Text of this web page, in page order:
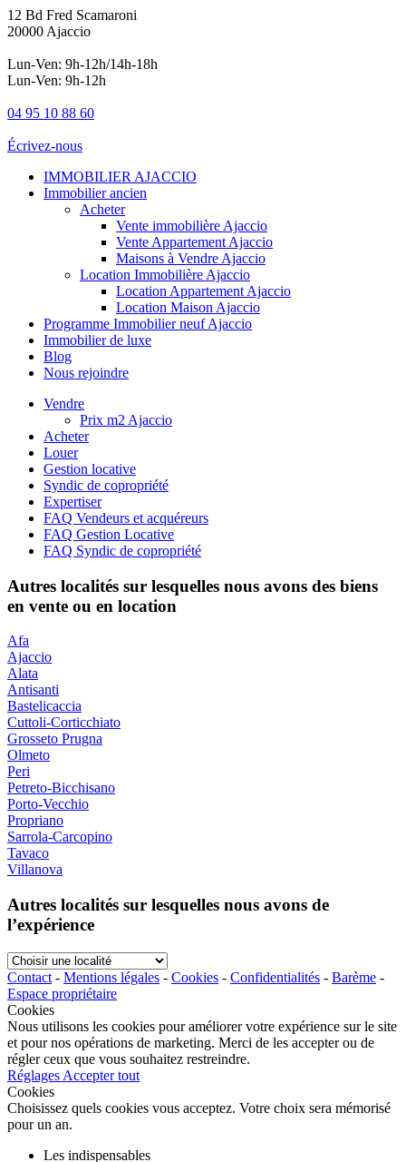
12 Bd Fred Scamaroni
20000 Ajaccio
Lun-Ven: 9h-12h/14h-18h
Lun-Ven: 9h-12h
04 95 10 88 60
Écrivez-nous
IMMOBILIER AJACCIO
Immobilier ancien
Acheter
Vente immobilière Ajaccio
Vente Appartement Ajaccio
Maisons à Vendre Ajaccio
Location Immobilière Ajaccio
Location Appartement Ajaccio
Location Maison Ajaccio
Programme Immobilier neuf Ajaccio
Immobilier de luxe
Blog
Nous rejoindre
Vendre
Prix m2 Ajaccio
Acheter
Louer
Gestion locative
Syndic de copropriété
Expertiser
FAQ Vendeurs et acquéreurs
FAQ Gestion Locative
FAQ Syndic de copropriété
Autres localités sur lesquelles nous avons des biens
en vente ou en location
Afa
Ajaccio
Alata
Antisanti
Bastelicaccia
Cuttoli-Corticchiato
Grosseto Prugna
Olmeto
Peri
Petreto-Bicchisano
Porto-Vecchio
Propriano
Sarrola-Carcopino
Tavaco
Villanova
Autres localités sur lesquelles nous avons de
l’expérience
Choisir
une
localité
Contact - Mentions légales - Cookies - Confidentialités - Barème -
Espace propriétaire
Cookies
Nous utilisons les cookies pour améliorer votre expérience sur le site
et pour nos opérations de marketing. Merci de les accepter ou de
régler ceux que vous souhaitez restreindre.
Réglages Accepter tout
Cookies
Choisissez quels cookies vous acceptez. Votre choix sera mémorisé
pour un an.
Les indispensables